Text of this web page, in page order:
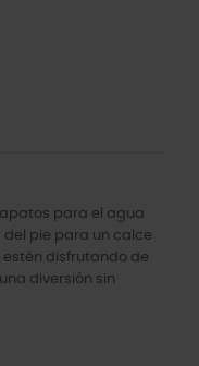
para el agua
pie para un calce
disfrutando de
diversión sin